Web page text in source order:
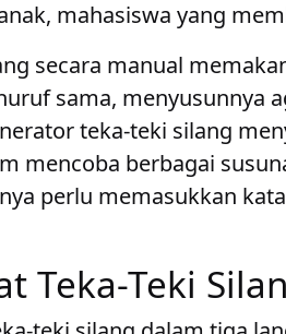
mahasiswa yang
secara manual
sama, menyusunnya
teka-teki silang
mencoba berbagai
perlu memasukkan
Teka-Teki